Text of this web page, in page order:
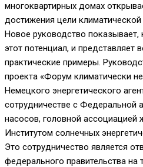
многоквартирных домах
достижения цели климатической
Новое руководство
этот потенциал, и
практические примеры.
проекта «Форум климатически
Немецкого энергетического
сотрудничестве с Федеральной
насосов, головной ассоциацией
Институтом солнечных
Это сотрудничество является
федерального правительства на